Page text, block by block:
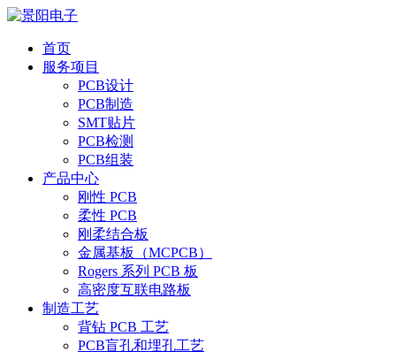
首页
服务项目
PCB设计
PCB制造
SMT贴片
PCB检测
PCB组装
产品中心
刚性 PCB
柔性 PCB
刚柔结合板
金属基板（MCPCB）
Rogers 系列 PCB 板
高密度互联电路板
制造工艺
背钻 PCB 工艺
PCB盲孔和埋孔工艺